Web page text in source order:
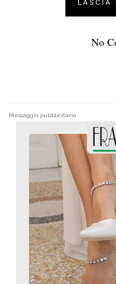
No
Messaggio pubblicitario